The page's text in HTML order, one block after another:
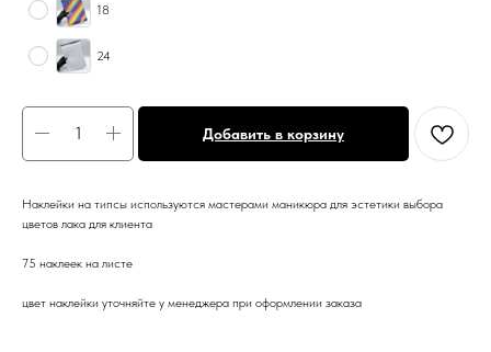
18
24
Добавить в корзину
Наклейки на типсы используются мастерами маникюра для эстетики выбора
цветов лака для клиента
75 наклеек на листе
цвет наклейки уточняйте у менеджера при оформлении заказа